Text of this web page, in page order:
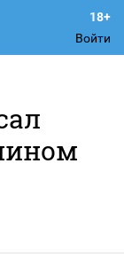
Войти